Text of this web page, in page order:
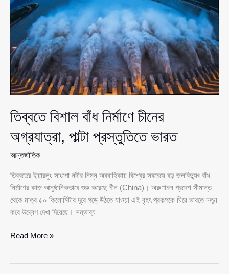
ভারতে
মুসলিম
নির্যা’\তনে’\র
বিস্তৃত
ও
উদ্বেগজনক
চিত্র
তিব্বতে বিশাল বাঁধ নির্মাণে চীনের
অগ্রযাত্রা, পাল্টা প্রস্তুতিতে ভারত
আন্তর্জাতিক
তিব্বতের ইয়ারলুং সাংপো নদীর নিম্ন অববাহিকায় বিশ্বের সবচেয়ে বড় জলবিদ্যুৎ বাঁধ
নির্মাণের কাজ আনুষ্ঠানিকভাবে শুরু করেছে চীন (China)। অরুণাচল প্রদেশ সীমান্ত
থেকে মাত্র ৫০ কিলোমিটার দূরে গড়ে উঠতে যাওয়া এই বৃহৎ প্রকল্পকে ঘিরে ভারতে নতুন
করে উদ্বেগ দেখা দিয়েছে। সম্ভাব্য
তিব্বতে
Read More »